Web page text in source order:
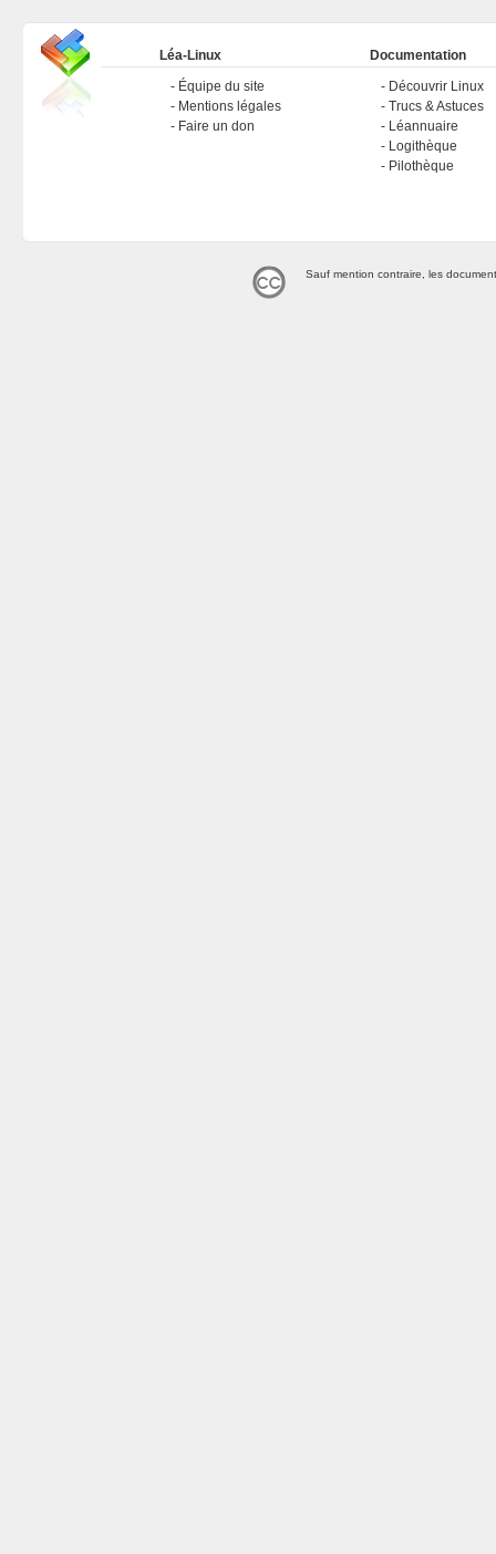
Léa-Linux
Équipe du site
Mentions légales
Faire un don
Documentation
Découvrir Linux
Trucs & Astuces
Léannuaire
Logithèque
Pilothèque
Sauf mention contraire, les